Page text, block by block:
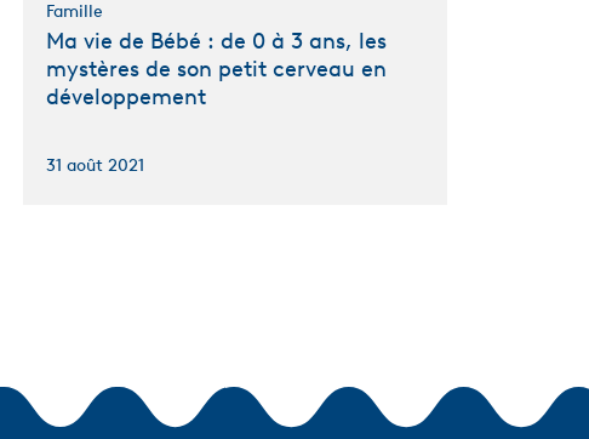
Famille
Ma vie de Bébé : de 0 à 3 ans, les
mystères de son petit cerveau en
développement
31 août 2021